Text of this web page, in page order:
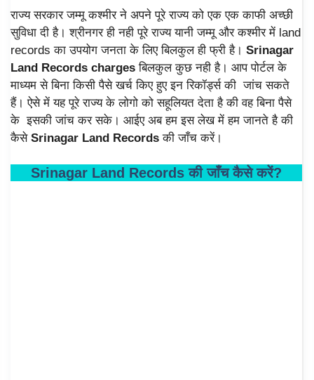
राज्य सरकार जम्मू कश्मीर ने अपने पूरे राज्य को एक एक काफी अच्छी
सुविधा दी है। श्रीनगर ही नही पूरे राज्य यानी जम्मू और कश्मीर में land
records का उपयोग जनता के लिए बिलकुल ही फ्री है। Srinagar
Land Records charges बिलकुल कुछ नही है। आप पोर्टल के
माध्यम से बिना किसी पैसे खर्च किए हुए इन रिकॉर्ड्स की जांच सकते
हैं। ऐसे में यह पूरे राज्य के लोगो को सहूलियत देता है की वह बिना पैसे
के इसकी जांच कर सके। आईए अब हम इस लेख में हम जानते है की
कैसे Srinagar Land Records की जाँच करें।
Srinagar Land Records की जाँच कैसे करें?